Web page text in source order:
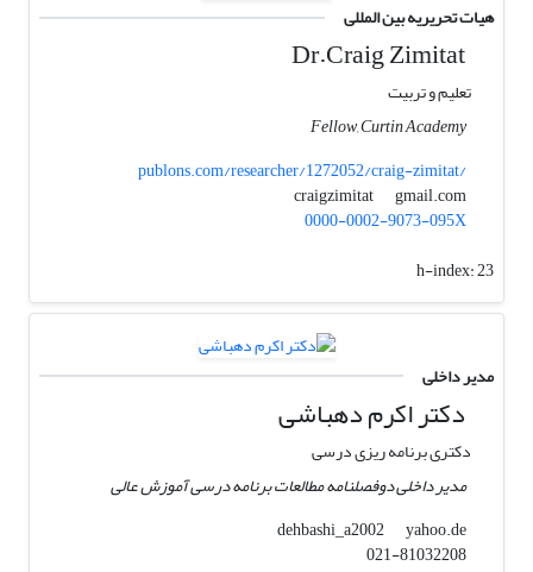
هیات تحریریه بین المللی
Dr.Craig Zimitat
تعلیم و تربیت
Fellow, Curtin Academy
publons.com/researcher/1272052/craig-zimitat/
craigzimitat
gmail.com
0000-0002-9073-095X
h-index:23
مدیر داخلی
دکتر اکرم دهباشی
دکتری برنامه ریزی درسی
مدیر داخلی دوفصلنامه مطالعات برنامه درسی آموزش عالی
dehbashi_a2002
yahoo.de
021-81032208